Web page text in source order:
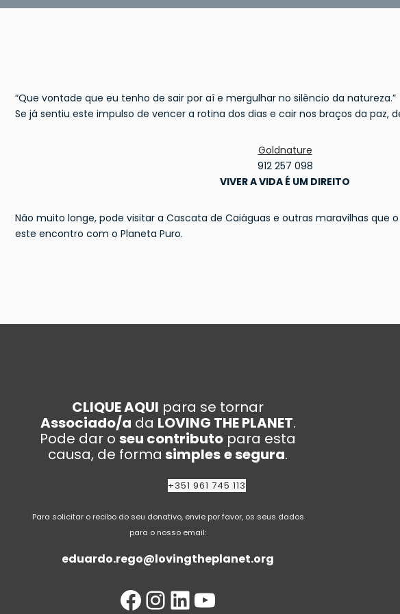
“Que vontade que eu tenho de sair por aí e mergulhar no silêncio da natureza.”
Se já sentiu este impulso de vencer a rotina dos dias e cair nos braços da paz,
Goldnature
912 257 098
VIVER A VIDA É UM DIREITO
Não muito longe, pode visitar a Cascata de Caiáguas e outras maravilhas que
este encontro com o Planeta Puro.
CLIQUE AQUI para se tornar
Associado/a da LOVING THE PLANET.
Pode dar o seu contributo para esta
causa, de forma simplese segura.
+351 961 745 113
Para solicitar o recibo do seu donativo, envie por favor, os seus dados
para o nosso email:
eduardo.rego@lovingtheplanet.org